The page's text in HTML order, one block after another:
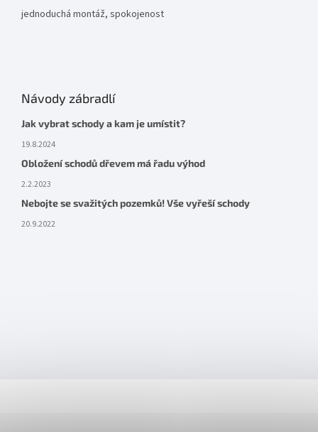
jednoduchá montáž, spokojenost
Návody zábradlí
Jak vybrat schody a kam je umístit?
19.8.2024
Obložení schodů dřevem má řadu výhod
2.2.2023
Nebojte se svažitých pozemků! Vše vyřeší schody
20.9.2022